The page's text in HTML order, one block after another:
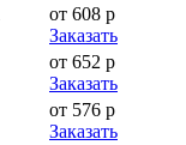
от 608 р
Заказать
от 652 р
Заказать
от 576 р
Заказать